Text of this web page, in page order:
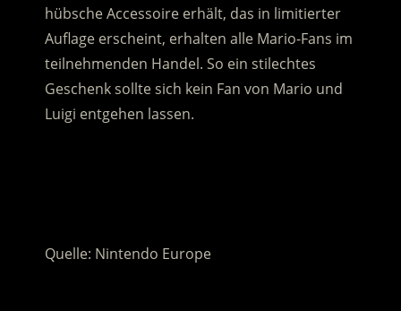
hübsche Accessoire erhält, das in limitierter
Auflage erscheint, erhalten alle Mario-Fans im
teilnehmenden Handel. So ein stilechtes
Geschenk sollte sich kein Fan von Mario und
Luigi entgehen lassen.
Quelle: Nintendo Europe